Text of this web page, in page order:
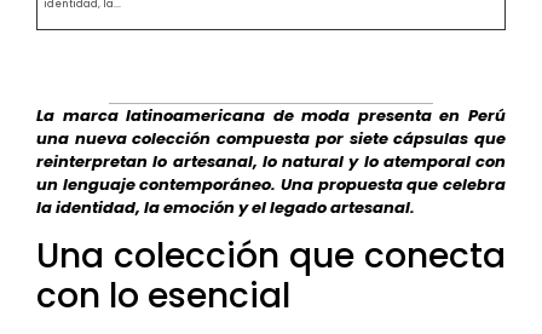
identidad, la...
La marca latinoamericana de moda presenta en Perú
una nueva colección compuesta por siete cápsulas que
reinterpretan lo artesanal, lo natural y lo atemporal con
un lenguaje contemporáneo. Una propuesta que celebra
la identidad, la emoción y el legado artesanal.
Una colección que conecta
con lo esencial